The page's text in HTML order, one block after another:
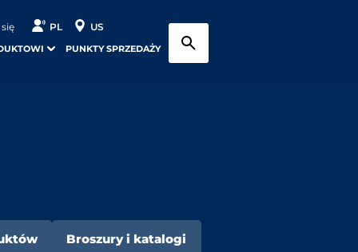
PL US
PUNKTY SPRZEDAŻY
Broszury i katalogi